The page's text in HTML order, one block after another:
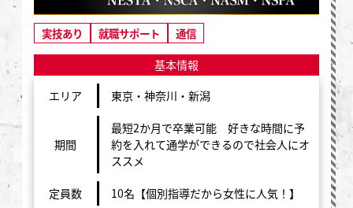
実技あり 就職サポート
通信
基本情報
エリア
東京・神奈川・新潟
期間
最短2か月で卒業可能 好きな時間に予
約を入れて通学ができるので社会人にオ
ススメ
定員数 10名【個別指導だから女性に人気！】